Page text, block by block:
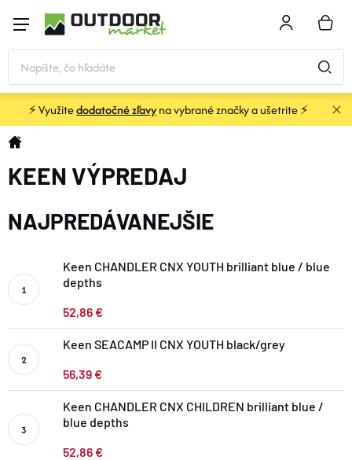
obsah
KOŠÍK
STANY a PRÍSTREŠKY
SPACÁKY
KARIMATKY
BATOHY a TAŠKY
OBLEČENIE
DOPLNKY
VYBAVENIE
⚡ Využitedodatočné zľavyna vybrané značky a ušetrite ⚡
Domov
KEEN VÝPREDAJ
NAJPREDÁVANEJŠIE
Keen CHANDLER CNX YOUTH brilliant blue / blue
depths
52,86 €
Keen SEACAMP II CNX YOUTH black/grey
56,39 €
Keen CHANDLER CNX CHILDREN brilliant blue /
blue depths
52,86 €